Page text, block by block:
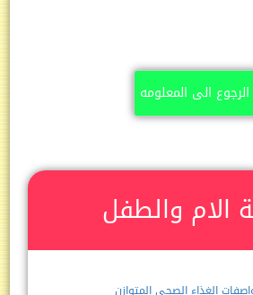
الرجوع الى المعلومه
الام والطفل
الغذاء الصحى المتوازن